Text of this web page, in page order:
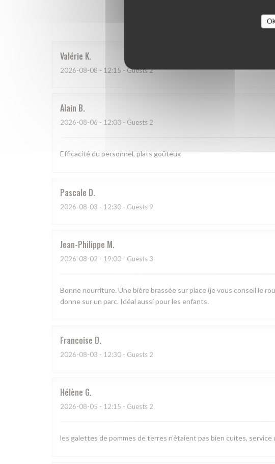
Our
Valérie K
2026-08-08 - 12:15 - Guests 2
Alain B
2026-08-06 - 12:00 - Guests 2
Efficacité du personnel, plats goûteux
Pascale D
2026-08-03 - 12:30 - Guests 9
Jean-Philippe M
2026-08-02 - 19:00 - Guests 3
Bonne nourriture. Une bière brassée sur place (je vous conseil le
donne sur un parc. Idéal aussi pour les enfants.
Francoise D
2026-08-03 - 12:30 - Guests 2
Hélène G
2026-08-05 - 12:15 - Guests 2
les galettes de pommes de terres n'étaient pas bien cuites,